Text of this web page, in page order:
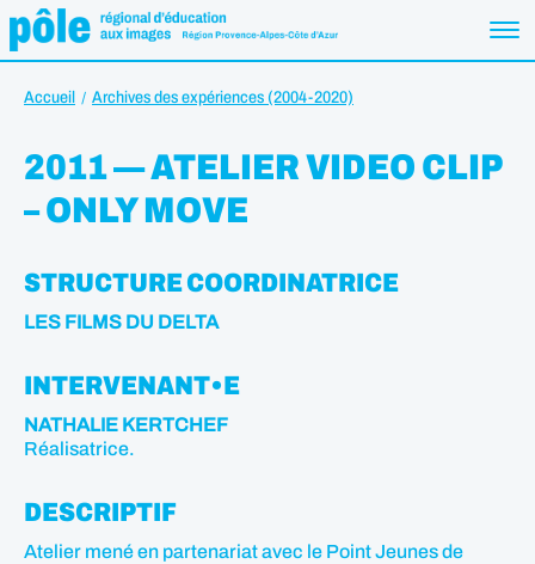
Accueil Archives des expériences (2004-2020)
2011 — ATELIER VIDEO CLIP
– ONLY MOVE
STRUCTURE COORDINATRICE
LES FILMS DU DELTA
INTERVENANT•E
NATHALIE KERTCHEF
Réalisatrice.
DESCRIPTIF
Atelier mené en partenariat avec le Point Jeunes de